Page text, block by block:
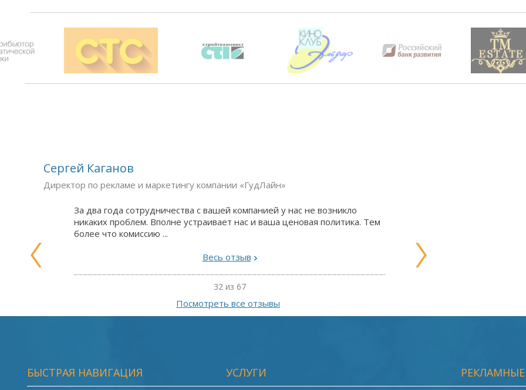
Сергей Каганов
Директор по рекламе и маркетингу компании «ГудЛайн»
За два года сотрудничества с вашей компанией у нас не возникло
никаких проблем. Вполне устраивает нас и ваша ценовая политика. Тем
более что комиссию ...
Весь отзыв
32 из 67
Посмотреть все отзывы
БЫСТРАЯ НАВИГАЦИЯ УСЛУГИ